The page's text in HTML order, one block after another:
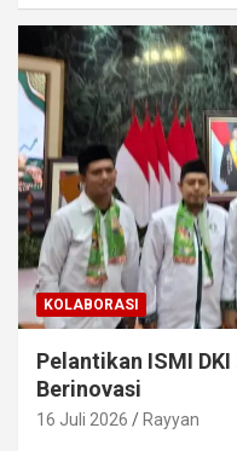
KOLABORASI
Pelantikan ISMI
Berinovasi
16 Juli 2026 Rayyan